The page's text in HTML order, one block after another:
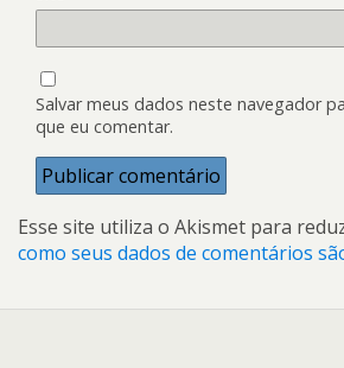
Salvar meus dados neste navegador
que eu comentar.
Esse site utiliza o Akismet para
como seus dados de comentários